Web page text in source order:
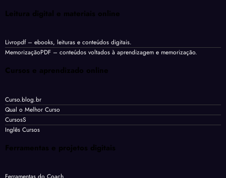
Leitura digital e materiais online
Livropdf– ebooks, leituras e conteúdos digitais.
MemorizaçãoPDF – conteúdos voltados à aprendizagem e memorização.
Cursos e aprendizado online
Curso.blog.br
Qual o Melhor Curso
CursosS
Inglês Cursos
Ferramentas e projetos digitais